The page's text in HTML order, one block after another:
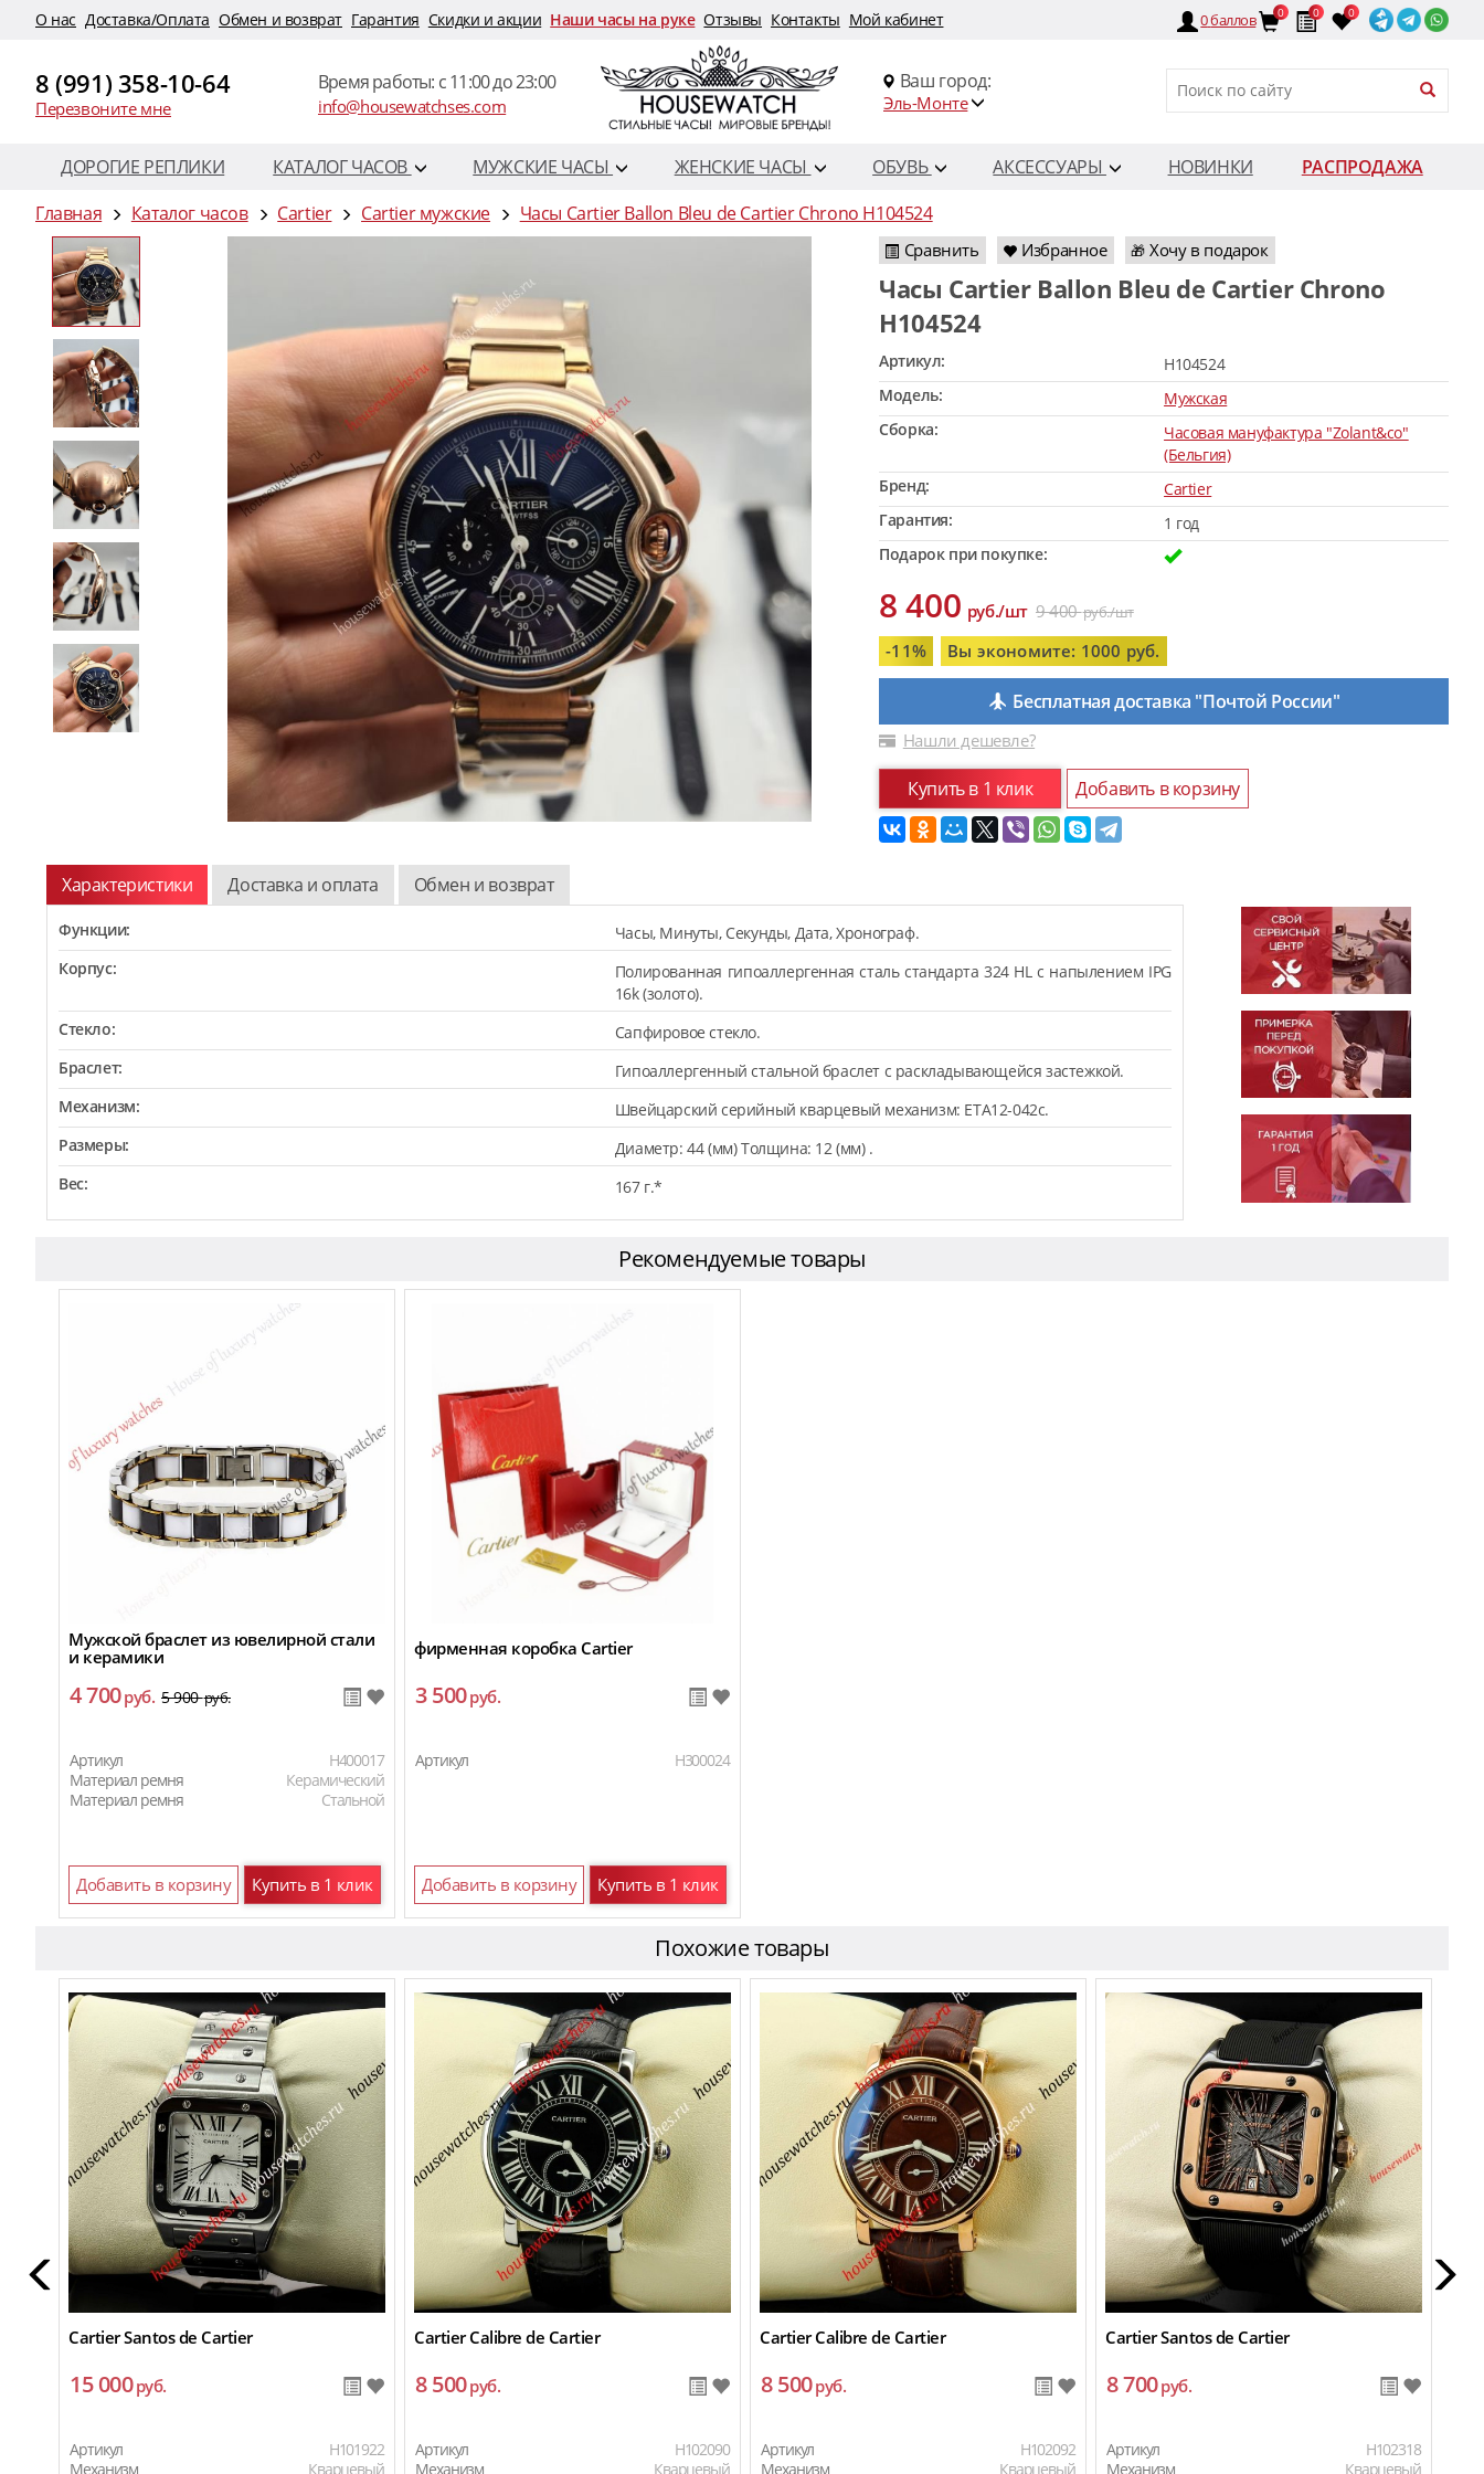
O нас Доставка/Оплата Обмен и возврат Гарантия Скидки и акции Наши часы на руке Отзывы Контакты Мой кабинет 0баллов 0 0 0
8 (991) 358-10-64
Перезвоните мне
Время работы: c 11:00 до 23:00
info@housewatchses.com
Ваш город:
Эль-Монте
ДОРОГИЕ РЕПЛИКИ КАТАЛОГ ЧАСОВ МУЖСКИЕ ЧАСЫ ЖЕНСКИЕ ЧАСЫ ОБУВЬ АКСЕССУАРЫ НОВИНКИ
РАСПРОДАЖА
Главная
Каталог часов Cartier Cartier мужские Часы Cartier Ballon Bleu de Cartier Chrono H104524
Сравнить Избранное 🎁 Хочу в подарок
Часы Cartier Ballon Bleu de Cartier Chrono
H104524
Артикул:
H104524
Модель:
Мужская
Сборка:
Часовая мануфактура "Zolant&co"
(Бельгия)
Бренд:
Cartier
Гарантия:
1 год
Подарок при покупке:
8 400руб./шт 9 400руб./шт
-11% Вы экономите: 1000 руб.
Бесплатная доставка "Почтой России"
Нашли дешевле?
Купить в 1 клик Добавить в корзину
Характеристики Доставка и оплата Обмен и возврат
Функции:
Часы, Минуты, Секунды, Дата, Хронограф.
Корпус:
Полированная гипоаллергенная сталь стандарта 324 HL с напылением IPG
16k (золото).
Стекло:
Сапфировое стекло.
Браслет:
Гипоаллергенный стальной браслет с раскладывающейся застежкой.
Механизм:
Швейцарский серийный кварцевый механизм: ETA12-042c.
Размеры:
Диаметр: 44 (мм) Толщина: 12 (мм) .
Вес:
167 г.*
Рекомендуемые товары
Мужской браслет из ювелирной стали
и керамики
4 700руб. 5 900руб.
Артикул
H400017
Материал ремня
Керамический
Материал ремня
Стальной
Добавить в корзину Купить в 1 клик
фирменная коробка Cartier
3 500руб.
Артикул H300024
Добавить в корзину Купить в 1 клик
Похожие товары
Cartier Santos de Cartier
15 000руб.
Артикул
H101922
Механизм
Кварцевый
Cartier Calibre de Cartier
8 500руб.
Артикул
H102090
Механизм
Кварцевый
Cartier Calibre de Cartier
8 500руб.
Артикул
H102092
Механизм
Кварцевый
Cartier Santos de Cartier
8 700руб.
Артикул
H102318
Механизм
Кварцевый